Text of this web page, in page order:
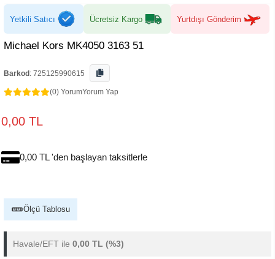
Yetkili Satıcı Ücretsiz Kargo Yurtdışı Gönderim
Michael Kors MK4050 3163 51
Barkod : 725125990615
(0) YorumYorum Yap
0,00 TL
0,00 TL 'den başlayan taksitlerle
Ölçü Tablosu
Havale/EFT ile 0,00 TL (%3)